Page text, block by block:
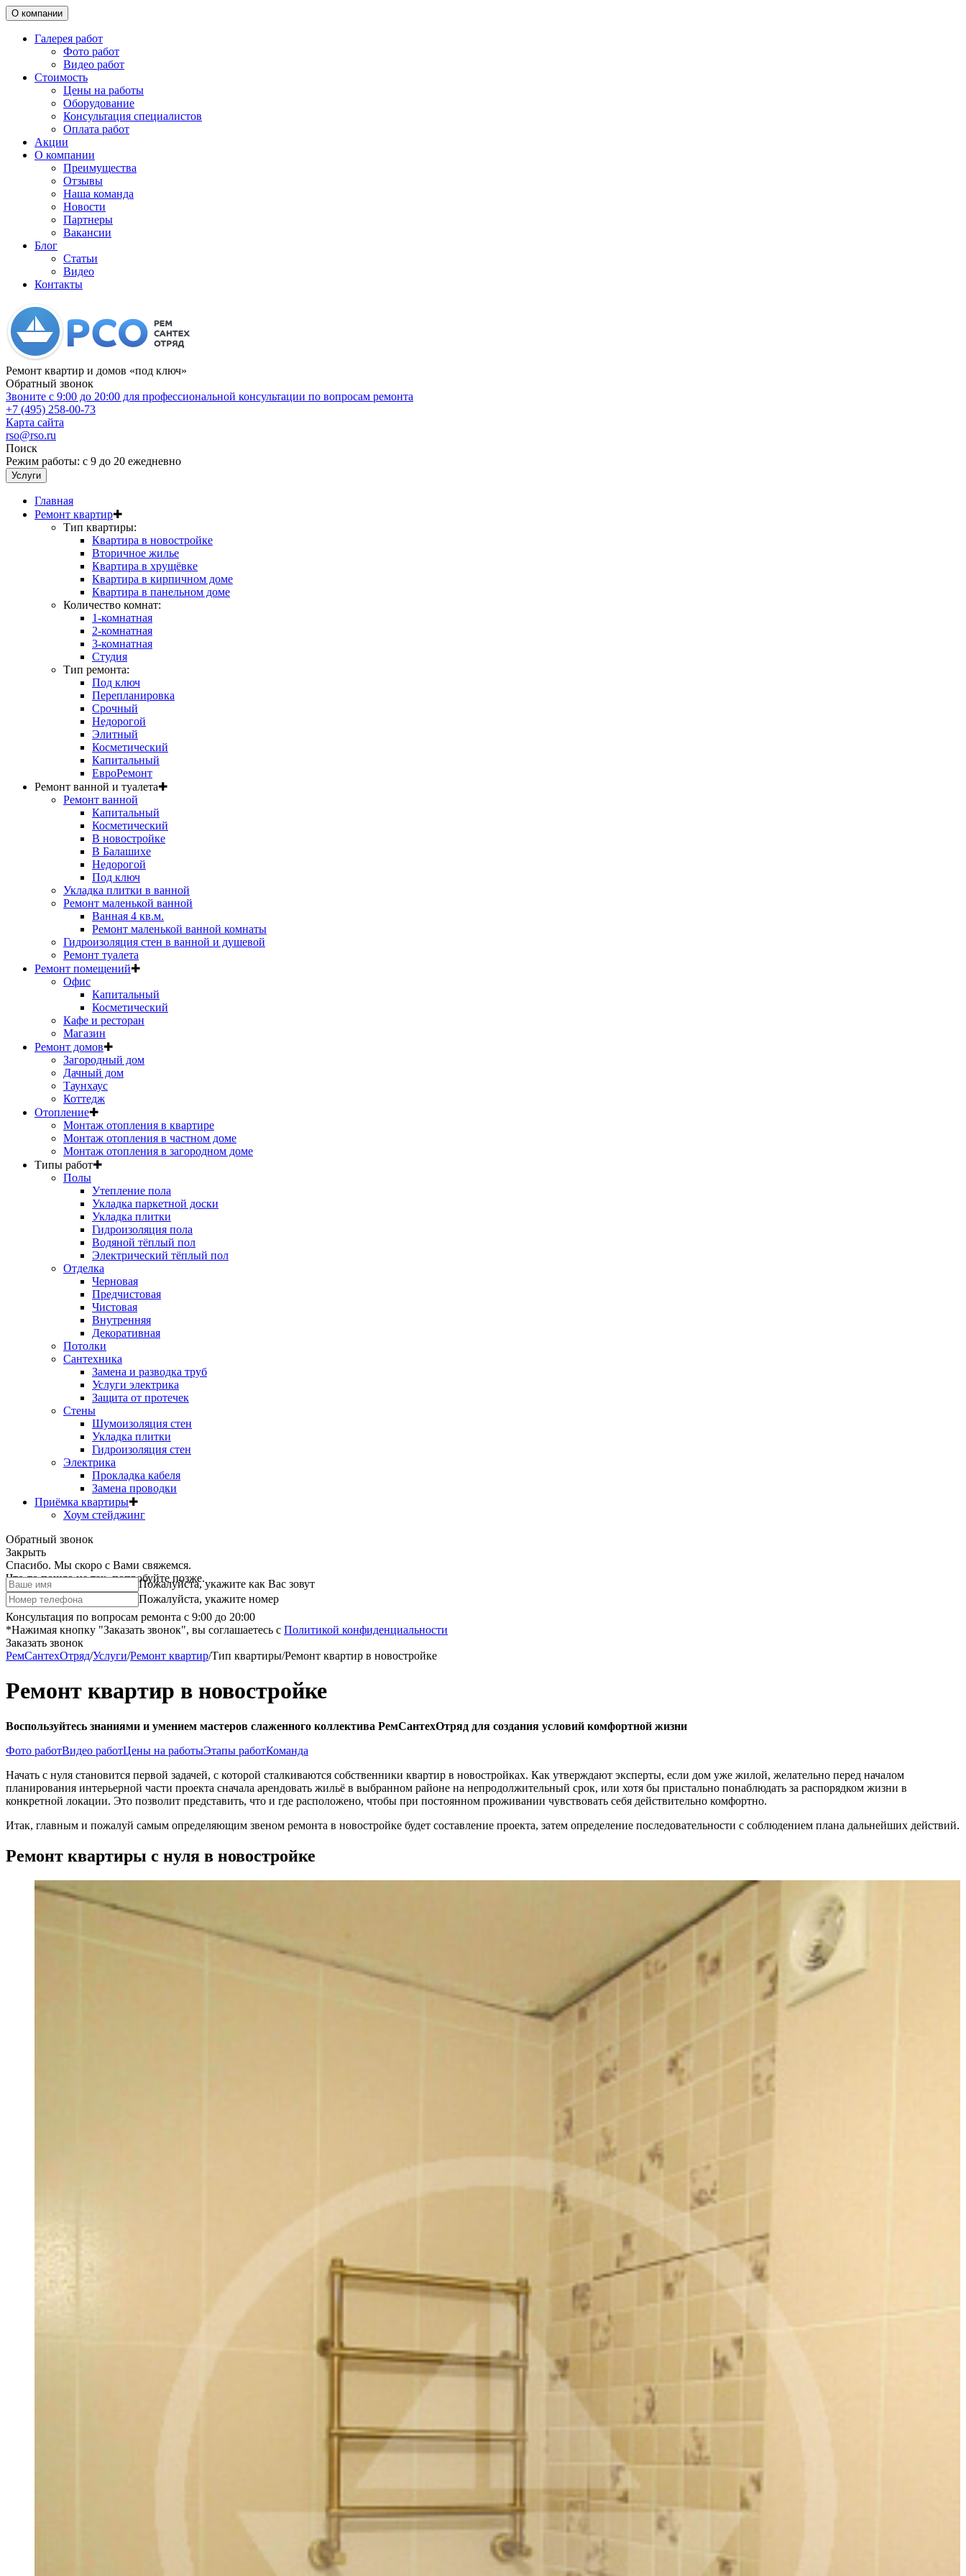
О компании
Галерея работ
Фото работ
Видео работ
Стоимость
Цены на работы
Оборудование
Консультация специалистов
Оплата работ
Акции
О компании
Преимущества
Отзывы
Наша команда
Новости
Партнеры
Вакансии
Блог
Статьи
Видео
Контакты
Ремонт квартир и домов «под ключ»
Обратный звонок
Звоните с 9:00 до 20:00 для профессиональной консультации по вопросам ремонта
+7 (495) 258-00-73
Карта сайта
rso@rso.ru
Поиск
Режим работы: с 9 до 20 ежедневно
Услуги
Главная
Ремонт квартир✚
Тип квартиры:
Квартира в новостройке
Вторичное жилье
Квартира в хрущёвке
Квартира в кирпичном доме
Квартира в панельном доме
Количество комнат:
1-комнатная
2-комнатная
3-комнатная
Студия
Тип ремонта:
Под ключ
Перепланировка
Срочный
Недорогой
Элитный
Косметический
Капитальный
ЕвроРемонт
Ремонт ванной и туалета✚
Ремонт ванной
Капитальный
Косметический
В новостройке
В Балашихе
Недорогой
Под ключ
Укладка плитки в ванной
Ремонт маленькой ванной
Ванная 4 кв.м.
Ремонт маленькой ванной комнаты
Гидроизоляция стен в ванной и душевой
Ремонт туалета
Ремонт помещений✚
Офис
Капитальный
Косметический
Кафе и ресторан
Магазин
Ремонт домов✚
Загородный дом
Дачный дом
Таунхаус
Коттедж
Отопление✚
Монтаж отопления в квартире
Монтаж отопления в частном доме
Монтаж отопления в загородном доме
Типы работ✚
Полы
Утепление пола
Укладка паркетной доски
Укладка плитки
Гидроизоляция пола
Водяной тёплый пол
Электрический тёплый пол
Отделка
Черновая
Предчистовая
Чистовая
Внутренняя
Декоративная
Потолки
Сантехника
Замена и разводка труб
Услуги электрика
Защита от протечек
Стены
Шумоизоляция стен
Укладка плитки
Гидроизоляция стен
Электрика
Прокладка кабеля
Замена проводки
Приёмка квартиры✚
Хоум стейджинг
Обратный звонок
Закрыть
Спасибо. Мы скоро с Вами свяжемся.
Что-то пошло не так, попробуйте позже.Пожалуйста, укажите как Вас зовут
Пожалуйста, укажите номер
Консультация по вопросам ремонта с 9:00 до 20:00
*Нажимая кнопку "Заказать звонок", вы соглашаетесь с Политикой конфиденциальности
Заказать звонок
РемСантехОтряд/Услуги/Ремонт квартир/Тип квартиры/Ремонт квартир в новостройке
Ремонт квартир в новостройке
Воспользуйтесь знаниями и умением мастеров слаженного коллектива РемСантехОтряд для создания условий комфортной жизни
Фото работВидео работЦены на работыЭтапы работКоманда
Начать с нуля становится первой задачей, с которой сталкиваются собственники квартир в новостройках. Как утверждают эксперты, если дом уже жилой, желательно перед началом
планирования интерьерной части проекта сначала арендовать жильё в выбранном районе на непродолжительный срок, или хотя бы пристально понаблюдать за распорядком жизни в
конкретной локации. Это позволит представить, что и где расположено, чтобы при постоянном проживании чувствовать себя действительно комфортно.
Итак, главным и пожалуй самым определяющим звеном ремонта в новостройке будет составление проекта, затем определение последовательности с соблюдением плана дальнейших действий.
Ремонт квартиры с нуля в новостройке